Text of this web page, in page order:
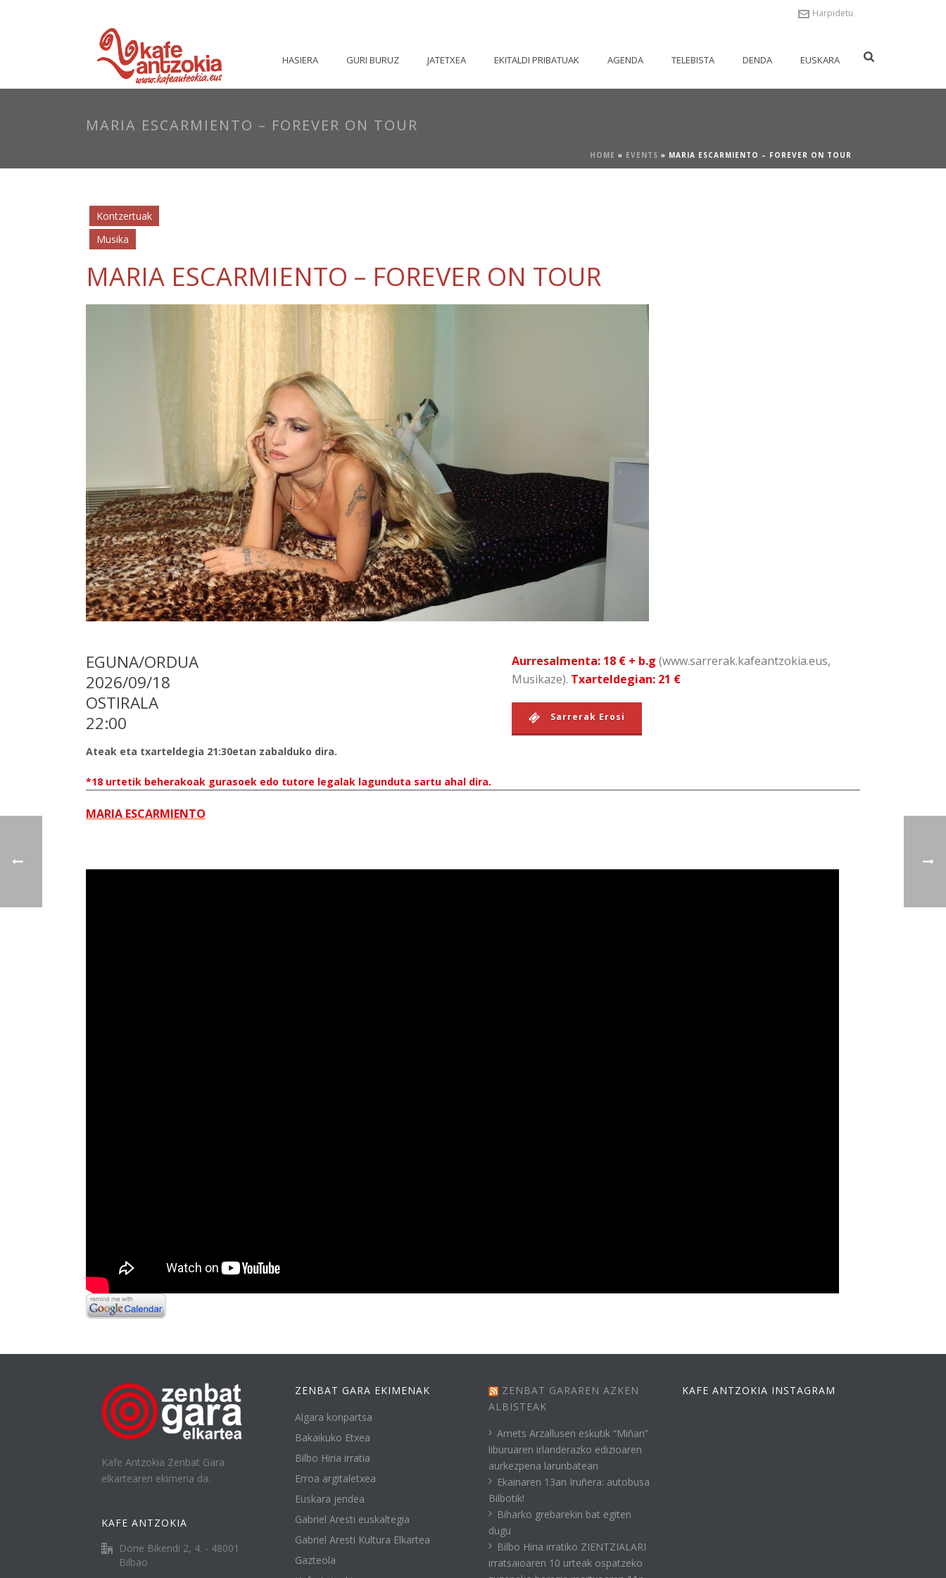
Harpidetu
HASIERA GURI BURUZ JATETXEA EKITALDI PRIBATUAK AGENDA TELEBISTA DENDA EUSKARA
MARIA ESCARMIENTO – FOREVER ON TOUR
HOME » EVENTS » MARIA ESCARMIENTO – FOREVER ON TOUR
Kontzertuak
Musika
MARIA ESCARMIENTO – FOREVER ON TOUR
EGUNA/ORDUA
2026/09/18
OSTIRALA
22:00
Ateak eta txarteldegia 21:30etan zabalduko dira.
Aurresalmenta: 18 € + b.g (www.sarrerak.kafeantzokia.eus,
Musikaze). Txarteldegian: 21 €
Sarrerak Erosi
*18 urtetik beherakoak gurasoek edo tutore legalak lagunduta sartu ahal dira.
MARIA ESCARMIENTO
Kafe Antzokia Zenbat Gara
elkartearen ekimena da.
KAFE ANTZOKIA
Done Bikendi 2, 4. - 48001
Bilbao
ZENBAT GARA EKIMENAK
Algara konpartsa
Bakaikuko Etxea
Bilbo Hiria irratia
Erroa argitaletxea
Euskara jendea
Gabriel Aresti euskaltegia
Gabriel Aresti Kultura Elkartea
Gazteola
ZENBAT GARAREN AZKEN
ALBISTEAK
Amets Arzallusen eskutik “Miñan”
liburuaren irlanderazko edizioaren
aurkezpena larunbatean
Ekainaren 13an Iruñera: autobusa
Bilbotik!
Biharko grebarekin bat egiten
dugu
Bilbo Hiria irratiko ZIENTZIALARI
irratsaioaren 10 urteak ospatzeko
KAFE ANTZOKIA INSTAGRAM